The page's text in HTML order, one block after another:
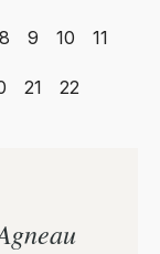
8 9 10 11
21 22